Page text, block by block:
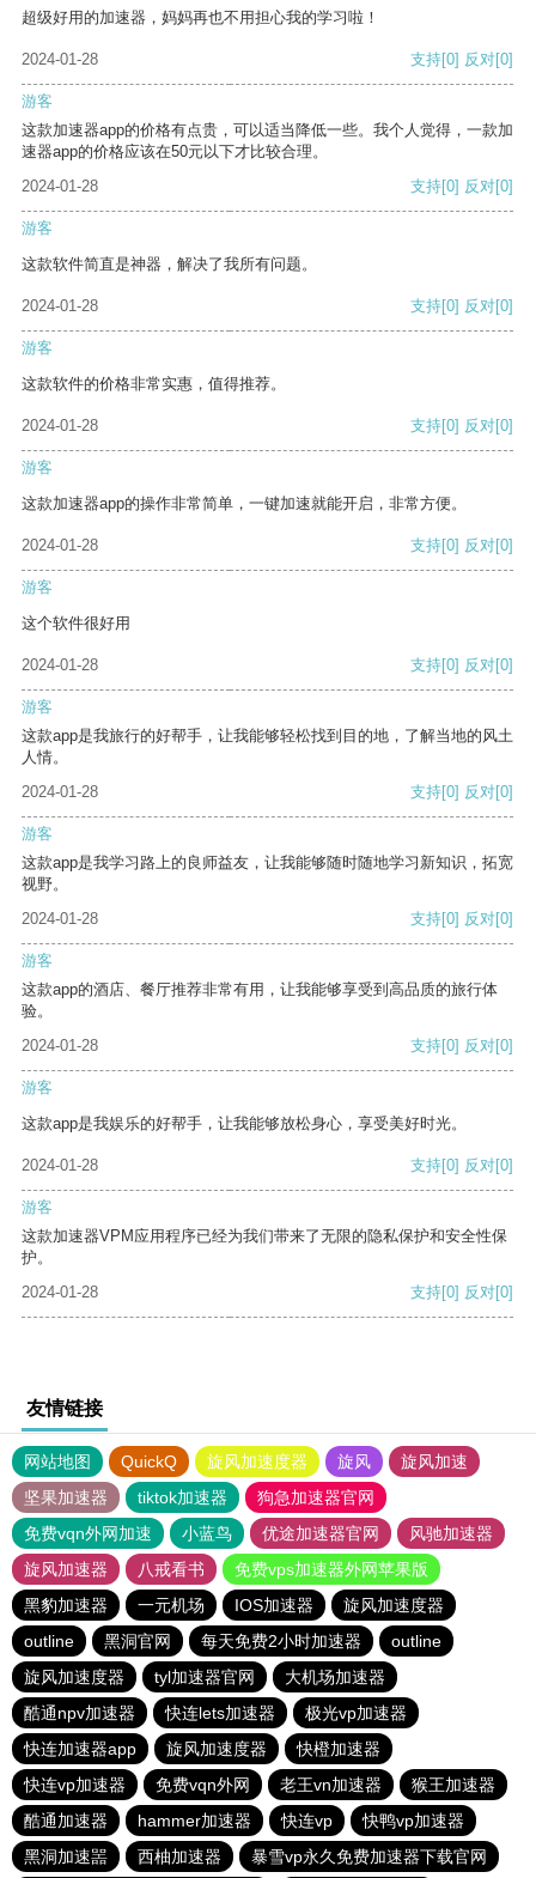
超级好用的加速器，妈妈再也不用担心我的学习啦！
2024-01-28 支持[0] 反对[0]
游客
这款加速器app的价格有点贵，可以适当降低一些。我个人觉得，一款加
速器app的价格应该在50元以下才比较合理。
2024-01-28
支持[0] 反对[0]
游客
这款软件简直是神器，解决了我所有问题。
2024-01-28 支持[0] 反对[0]
游客
这款软件的价格非常实惠，值得推荐。
2024-01-28 支持[0] 反对[0]
游客
这款加速器app的操作非常简单，一键加速就能开启，非常方便。
2024-01-28 支持[0] 反对[0]
游客
这个软件很好用
2024-01-28 支持[0] 反对[0]
游客
这款app是我旅行的好帮手，让我能够轻松找到目的地，了解当地的风土
人情。
2024-01-28
支持[0] 反对[0]
游客
这款app是我学习路上的良师益友，让我能够随时随地学习新知识，拓宽
视野。
2024-01-28
支持[0] 反对[0]
游客
这款app的酒店、餐厅推荐非常有用，让我能够享受到高品质的旅行体
验。
2024-01-28
支持[0] 反对[0]
游客
这款app是我娱乐的好帮手，让我能够放松身心，享受美好时光。
2024-01-28 支持[0] 反对[0]
游客
这款加速器VPM应用程序已经为我们带来了无限的隐私保护和安全性保
护。
2024-01-28
支持[0] 反对[0]
友情链接
网站地图 QuickQ 旋风加速度器 旋风
旋风加速
坚果加速器
tiktok加速器
狗急加速器官网
免费vqn外网加速
小蓝鸟 优途加速器官网
风驰加速器
旋风加速器
八戒看书
免费vps加速器外网苹果版
黑豹加速器
一元机场 IOS加速器
旋风加速度器
outline
黑洞官网 每天免费2小时加速器
outline
旋风加速度器
tyl加速器官网
大机场加速器
酷通npv加速器
快连lets加速器
极光vp加速器
快连加速器app
旋风加速度器
快橙加速器
快连vp加速器
免费vqn外网 老王vn加速器
猴王加速器
酷通加速器
hammer加速器 快连vp
快鸭vp加速器
黑洞加速噐
西柚加速器 暴雪vp永久免费加速器下载官网